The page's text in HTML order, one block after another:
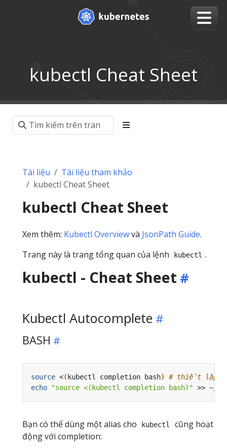
kubectl Cheat Sheet
Tài liệu
Tài liệu tham khảo
kubectl Cheat Sheet
kubectl Cheat Sheet
Xem thêm: Kubectl Overviewvà JsonPath Guide.
Trang này là trang tổng quan của lệnh
kubectl .
kubectl - Cheat Sheet
Kubectl Autocomplete
BASH
source <( kubectl completion bash)
# thiết lập
echo
"source <(kubectl completion bash)" >> ~/
Bạn có thể dùng một alias cho kubectl
cũng hoạt
động với completion: